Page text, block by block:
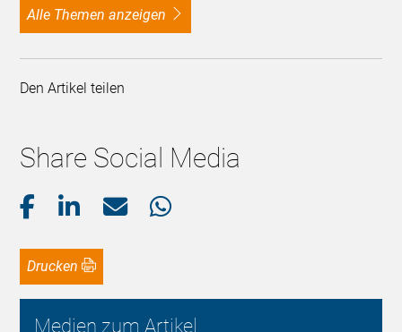
alle Themen anzeigen
Den Artikel teilen
Share Social Media
Drucken
Medien zum Artikel